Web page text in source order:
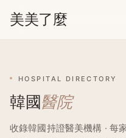
美美了麼
HOSPITAL DIRECTORY
韓國 醫院
收錄韓國持證醫美機構 · 每